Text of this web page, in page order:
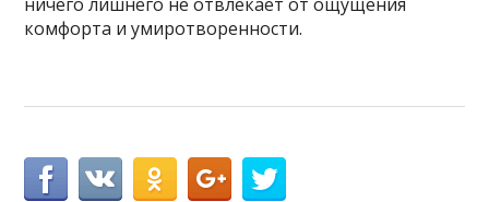
комфорта и умиротворенности.